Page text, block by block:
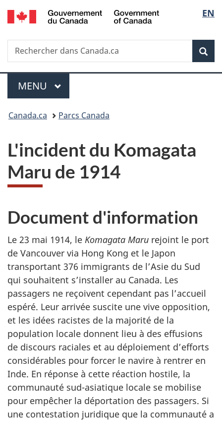
Passer
au
principal
Passer
à
Au
du
Passer
à
version
simplifiée
de
la
EN
Recherche
Rechercher
dans
Menu
MENU PRINCIPAL
Vous
ici :
Canada.ca Parcs Canada
L'incident du Komagata
Maru de 1914
Document d'information
Le 23 mai 1914, le Komagata Maru rejoint le port
de Vancouver via Hong Kong et le Japon
transportant 376 immigrants de l’Asie du Sud
qui souhaitent s’installer au Canada. Les
passagers ne reçoivent cependant pas l’accueil
espéré. Leur arrivée suscite une vive opposition,
et les idées racistes de la majorité de la
population locale donnent lieu à des effusions
de discours raciales et au déploiement d’efforts
considérables pour forcer le navire à rentrer en
Inde. En réponse à cette réaction hostile, la
communauté sud-asiatique locale se mobilise
pour empêcher la déportation des passagers. Si
une contestation juridique que la communauté a